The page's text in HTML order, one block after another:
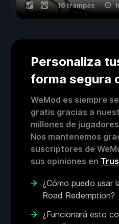
16 trampas
Personaliza
forma segura
WeMod es siempre
gratis gracias a
millones de
Nos mantenemos
suscriptores de
sus opiniones en
¿Cómo puedo usar
Road Redemption?
¿Funcionará esto